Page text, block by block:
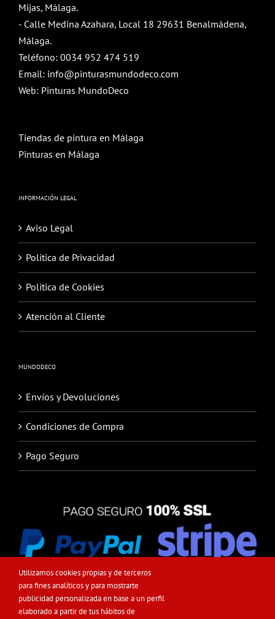
Mijas, Málaga.
- Calle Medina Azahara, Local 18 29631 Benalmádena,
Málaga.
Teléfono: 0034 952 474 519
Email: info@pinturasmundodeco.com
Web: Pinturas MundoDeco
Tiendas de pintura en Málaga
Pinturas en Málaga
INFORMACIÓN LEGAL
Aviso Legal
Política de Privacidad
Política de Cookies
Atención al Cliente
MUNDODECO
Envíos y Devoluciones
Condiciones de Compra
Pago Seguro
Utilizamos cookies propias y de terceros
para fines analíticos y para mostrarte
publicidad personalizada en base a un perfil
elaborado a partir de tus hábitos de